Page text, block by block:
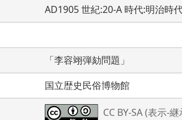
AD1905 世紀:20-A 時代:明治時
「李容翊弾劾問題」
国立歴史民俗博物館
CC BY-SA (表示-